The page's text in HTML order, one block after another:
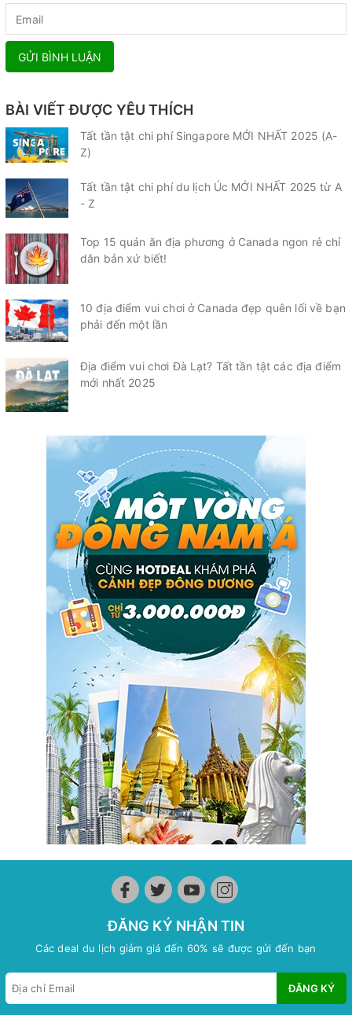
GỬI BÌNH LUẬN
BÀI VIẾT ĐƯỢC YÊU THÍCH
Tất tần tật chi phí Singapore MỚI NHẤT 2025 (A-
Z)
Tất tần tật chi phí du lịch Úc MỚI NHẤT 2025 từ A
- Z
Top 15 quán ăn địa phương ở Canada ngon rẻ chỉ
dân bản xứ biết!
10 địa điểm vui chơi ở Canada đẹp quên lối về bạn
phải đến một lần
Địa điểm vui chơi Đà Lạt? Tất tần tật các địa điểm
mới nhất 2025
ĐĂNG KÝ NHẬN TIN
Các deal du lịch giảm giá đến 60% sẽ được gửi đến bạn
ĐĂNG KÝ